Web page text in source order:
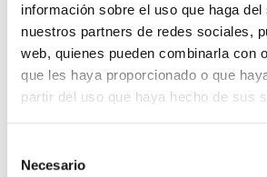
información sobre el uso que haga del
nuestros partners de redes sociales,
web, quienes pueden combinarla con
que les haya proporcionado o que
partir del uso que haya hecho de sus
Necesario
+ Suscribirse